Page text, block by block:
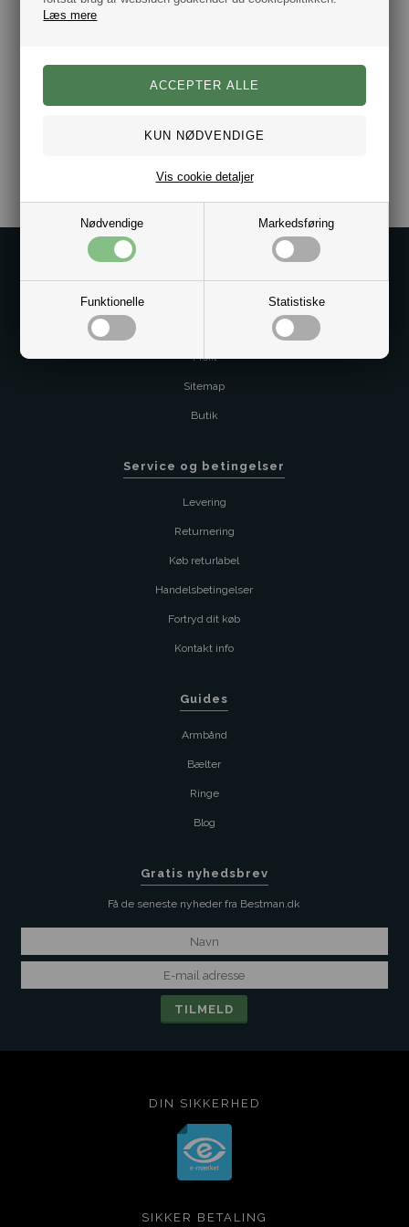
Læs mere
Nødvendige Markedsføring
Funktionelle Statistiske
Vis cookie detaljer
Farve: Sort
Der medfølger flot gaveæske.
Hurtig levering.
Kundeservice@bestman.dk
Profil
Sitemap
Butik
Service og betingelser
Levering
Returnering
Køb returlabel
Handelsbetingelser
Fortryd dit køb
Kontakt info
Guides
Armbånd
Bælter
Ringe
Blog
Gratis nyhedsbrev
Få de seneste nyheder fra Bestman.dk
DIN SIKKERHED
SIKKER BETALING